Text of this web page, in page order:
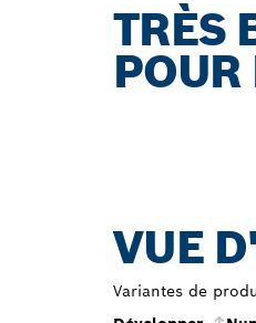
TRÈS
POUR
VUE
Variantes de